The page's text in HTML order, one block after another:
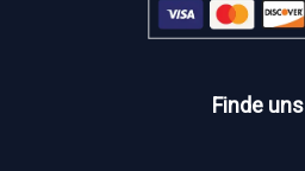
Finde uns